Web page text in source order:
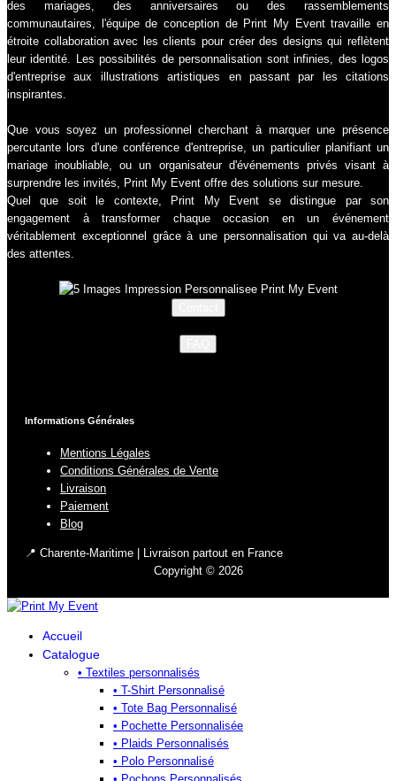
des mariages, des anniversaires ou des rassemblements
communautaires, l'équipe de conception de Print My Event travaille en
étroite collaboration avec les clients pour créer des designs qui reflètent
leur identité. Les possibilités de personnalisation sont infinies, des logos
d'entreprise aux illustrations artistiques en passant par les citations
inspirantes.
Que vous soyez un professionnel cherchant à marquer une présence
percutante lors d'une conférence d'entreprise, un particulier planifiant un
mariage inoubliable, ou un organisateur d'événements privés visant à
surprendre les invités, Print My Event offre des solutions sur mesure.
Quel que soit le contexte, Print My Event se distingue par son
engagement à transformer chaque occasion en un événement
véritablement exceptionnel grâce à une personnalisation qui va au-delà
des attentes.
Informations Générales
Mentions Légales
Conditions Générales de Vente
Livraison
Paiement
Blog
📍 Charente-Maritime | Livraison partout en France
Copyright © 2026
Accueil
Catalogue
• Textiles personnalisés
• T-Shirt Personnalisé
• Tote Bag Personnalisé
• Pochette Personnalisée
• Plaids Personnalisés
• Polo Personnalisé
• Pochons Personnalisés